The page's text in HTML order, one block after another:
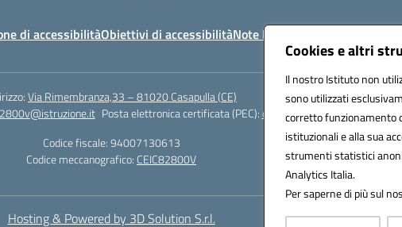
Cookies e altri
Il nostro Istituto non
sono utilizzati
corretto funzionamento
istituzionali e alla sua
strumenti statistici
Analytics Italia.
Per saperne di più sul
di accessibilitàObiettivi di accessibilitàNote legali
Via Rimembranza,33 – 81020 Casapulla (CE)
Posta elettronica certificata (PEC):ceic82800v@pec.istruzione.it
Codice fiscale: 94007130613
Codice meccanografico: CEIC82800V
Hosting & Powered by 3D Solution S.r.l.